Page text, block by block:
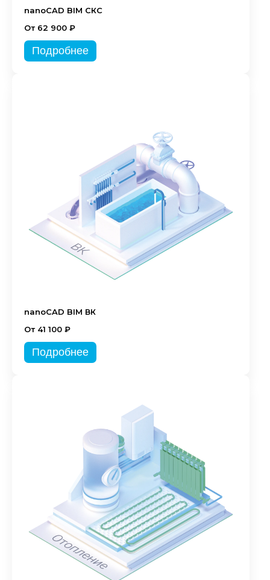
nanoCAD BIM СКС
От 62 900 ₽
Подробнее
nanoCAD BIM ВК
От 41 100 ₽
Подробнее